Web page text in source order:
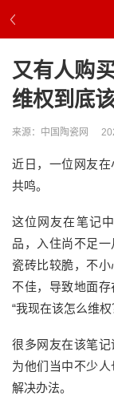
又有人购
维权到底
来源：中国陶瓷网
近日，一位网友
共鸣。
这位网友在笔记
品，
入住尚不足一
瓷砖比较脆，不
不佳，导致地面
“我现在该怎么维权
很多网友在该笔
为他们当中不少
解决办法。